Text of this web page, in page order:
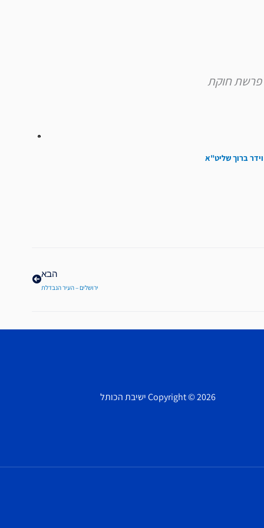
ברוך שליט"א
הבא
ירושלים – העיר הנבדלת
Copyright © 2026 ישיבת הכותל